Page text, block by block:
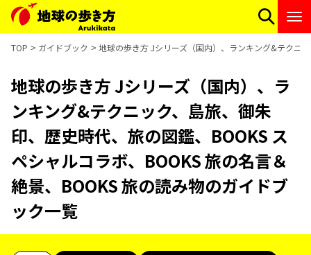
TOP ガイドブック 地球の歩き方 Jシリーズ（国内）、ランキング&テクニ
地球の歩き方 Jシリーズ（国内）、ラ
ンキング&テクニック、島旅、御朱
印、歴史時代、旅の図鑑、BOOKS ス
ペシャルコラボ、BOOKS 旅の名言＆
絶景、BOOKS 旅の読み物のガイドブ
ック一覧